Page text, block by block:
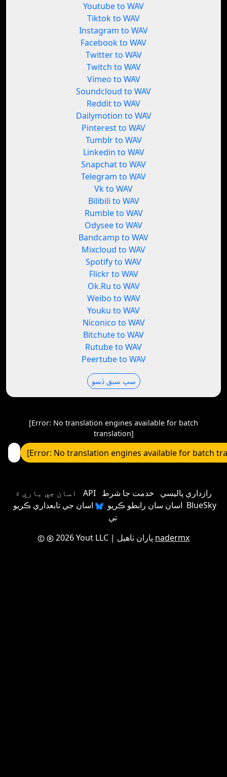
Youtube to WAV
Tiktok to WAV
Instagram to WAV
Facebook to WAV
Twitter to WAV
Twitch to WAV
Vimeo to WAV
Soundcloud to WAV
Reddit to WAV
Dailymotion to WAV
Pinterest to WAV
Tumblr to WAV
Linkedin to WAV
Snapchat to WAV
Telegram to WAV
Vk to WAV
Bilibili to WAV
Rumble to WAV
Odysee to WAV
Bandcamp to WAV
Mixcloud to WAV
Spotify to WAV
Flickr to WAV
Ok.Ru to WAV
Weibo to WAV
Youku to WAV
Niconico to WAV
Bitchute to WAV
Rutube to WAV
Peertube to WAV
سڀ سبق ڏسو
[Error: No translation engines available for batch
translation]
[Error: No translation engines available for batch
اسان جي باري ۾ API رازداري پاليسي
خدمت جا شرط
اسان سان رابطو ڪريو
اسان جي تابعداري ڪريو BlueSky
تي
2026 Yout LLC
nadermx